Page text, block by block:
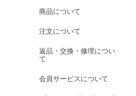
商品について
注文について
返品・交換・修理につい
て
会員サービスについて